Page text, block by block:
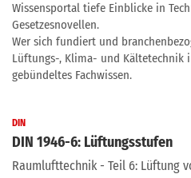
Wissensportal tiefe Einblicke in
Gesetzesnovellen.
Wer sich fundiert und
Lüftungs-, Klima- und
gebündeltes Fachwissen.
DIN
DIN 1946-6: Lüftungsstufen
Raumlufttechnik - Teil 6: Lüftung